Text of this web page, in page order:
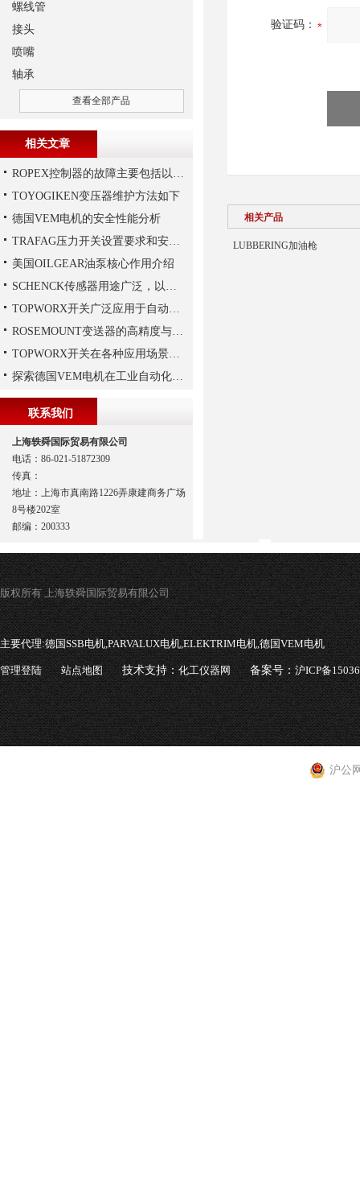
验证码：
相关产品
LUBBERING加油枪
螺线管
接头
喷嘴
轴承
查看全部产品
相关文章
ROPEX控制器的故障主要包括以下几种情况
TOYOGIKEN变压器维护方法如下
德国VEM电机的安全性能分析
TRAFAG压力开关设置要求和安装要求是什么？
美国OILGEAR油泵核心作用介绍
SCHENCK传感器用途广泛，以下是一些常见的应用领域
TOPWORX开关广泛应用于自动化控制领域
ROSEMOUNT变送器的高精度与高可靠性设计揭秘
TOPWORX开关在各种应用场景中的功能
探索德国VEM电机在工业自动化中的应用
联系我们
上海轶舜国际贸易有限公司
电话：86-021-51872309
传真：
地址：上海市真南路1226弄康建商务广场
8号楼202室
邮编：200333
版权所有 上海轶舜国际贸易有限公司
主要代理:德国SSB电机,PARVALUX电机,ELEKTRIM电机,德国VEM电机
管理登陆 站点地图 技术支持：化工仪器网 备案号：沪ICP备
沪公